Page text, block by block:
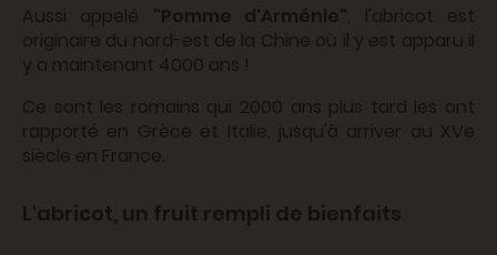
Aussi appelé "Pomme d'Arménie", l'abricot est
originaire du nord-est de la Chine où il y est apparu il
y a maintenant 4000 ans !
Ce sont les romains qui 2000 ans plus tard les ont
rapporté en Grèce et Italie, jusqu'à arriver au XVe
siècle en France.
L'abricot, un fruit rempli de bienfaits